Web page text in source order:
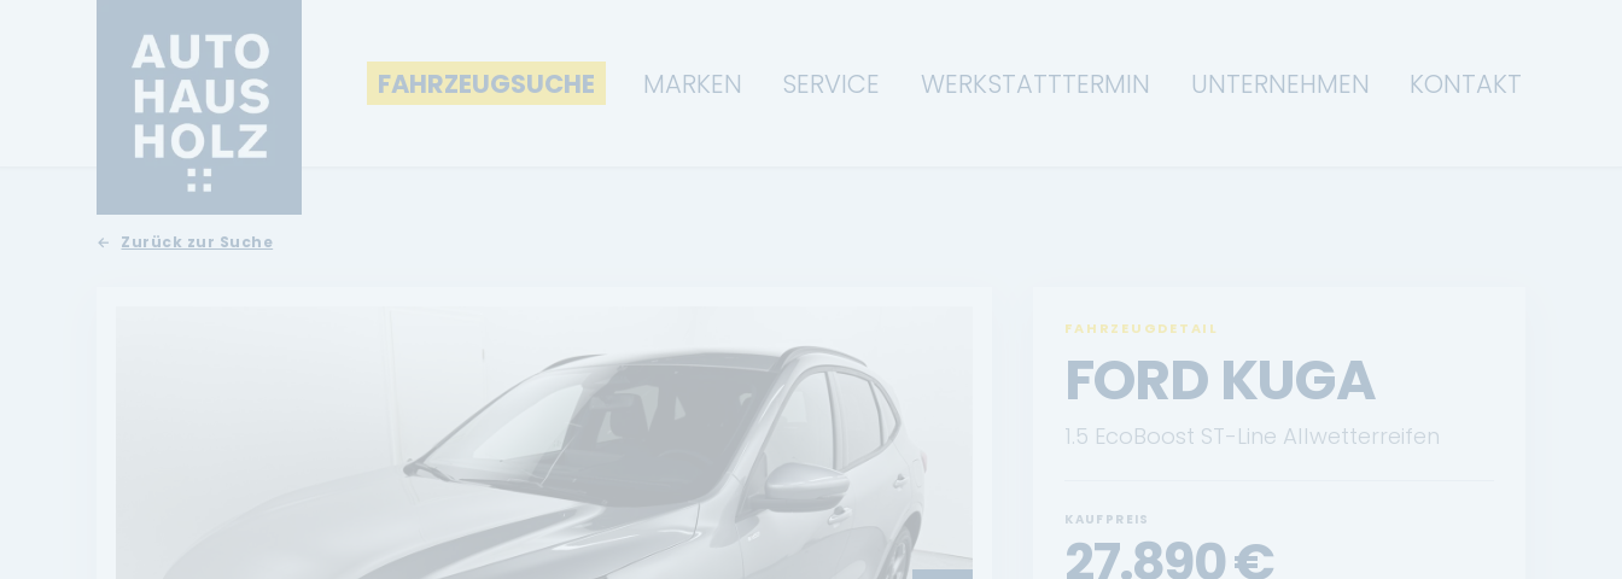
FAHRZEUGSUCHE MARKEN SERVICE WERKSTATTTERMIN UNTERNEHMEN KONTAKT
Zurück zur Suche
FAHRZEUGDETAIL
FORD KUGA
1.5 EcoBoost ST-Line Allwetterreifen
KAUFPREIS
27.890€